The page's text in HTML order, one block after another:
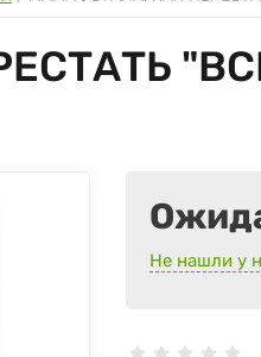
Не нашли у